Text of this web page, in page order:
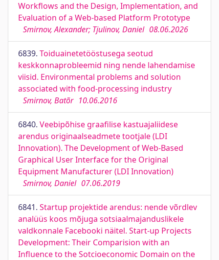
Workflows and the Design, Implementation, and
Evaluation of a Web-based Platform Prototype
Smirnov, Alexander; Tjulinov, Daniel 08.06.2026
6839. Toiduainetetööstusega seotud
keskkonnaprobleemid ning nende lahendamise
viisid. Environmental problems and solution
associated with food-processing industry
Smirnov, Batõr 10.06.2016
6840. Veebipõhise graafilise kastuajaliidese
arendus originaalseadmete tootjale (LDI
Innovation). The Development of Web-Based
Graphical User Interface for the Original
Equipment Manufacturer (LDI Innovation)
Smirnov, Daniel 07.06.2019
6841. Startup projektide arendus: nende võrdlev
analüüs koos mõjuga sotsiaalmajanduslikele
valdkonnale Facebooki näitel. Start-up Projects
Development: Their Comparision with an
Influence to the Sotcioeconomic Domain on the